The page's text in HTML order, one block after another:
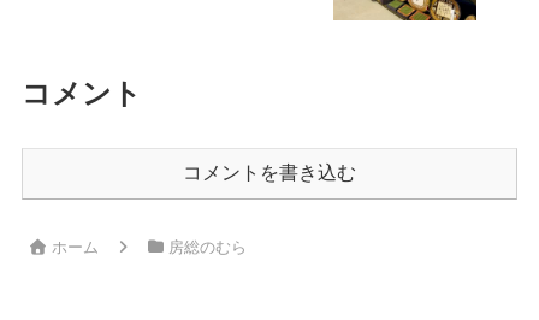
コメント
コメントを書き込む
ホーム 房総のむら